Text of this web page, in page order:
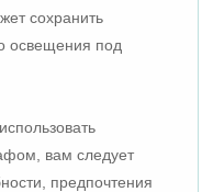
сохранить
освещения под
вам следует
предпочтения